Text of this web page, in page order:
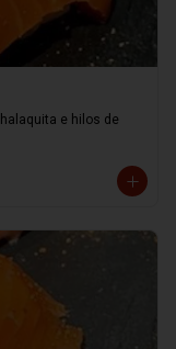
e hilos de